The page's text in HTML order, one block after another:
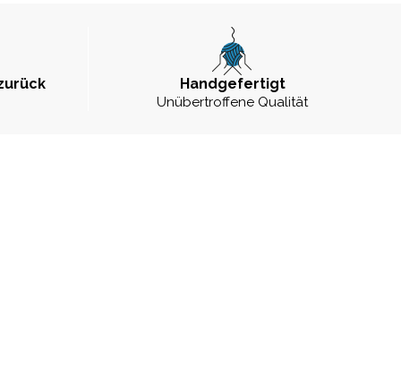
Handgefertigt
Unübertroffene Qualität